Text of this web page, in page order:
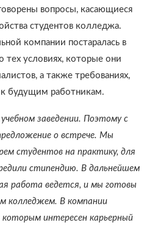
вопросы, касающиеся
студентов колледжа.
компании постаралась в
тех условиях, которые они
а также требованиях,
будущим работникам.
заведении. Поэтому с
о встрече. Мы
студентов на практику, для
стипендию. В дальнейшем
работа ведется, и мы готовы
колледжем. В компании
интересен карьерный